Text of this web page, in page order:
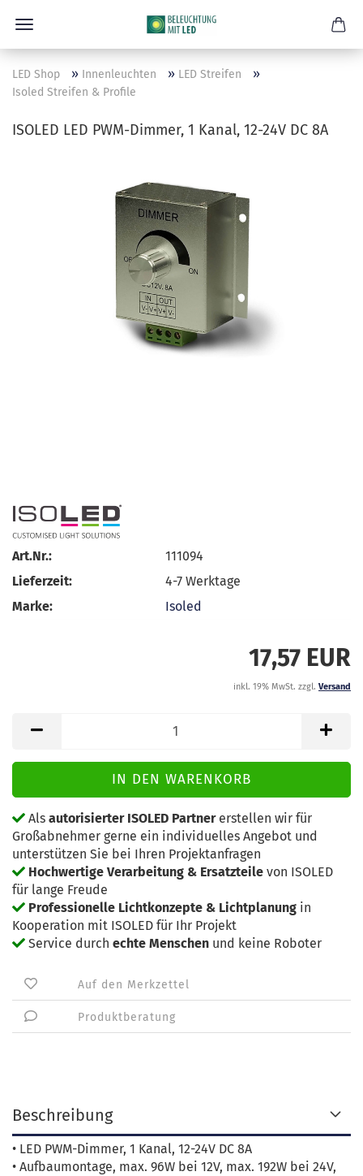
LED Shop » Innenleuchten » LED Streifen »
Isoled Streifen & Profile
ISOLED LED PWM-Dimmer, 1 Kanal, 12-24V DC 8A
Art.Nr.:
111094
Lieferzeit:
4-7 Werktage
Marke:
Isoled
17,57 EUR
inkl. 19% MwSt. zzgl. Versand
Als autorisierter ISOLED Partnererstellen wir für
Großabnehmer gerne ein individuelles Angebot und
unterstützen Sie bei Ihren Projektanfragen
Hochwertige Verarbeitung & Ersatzteile von ISOLED
für lange Freude
Professionelle Lichtkonzepte & Lichtplanung in
Kooperation mit ISOLED für Ihr Projekt
Service durch echte Menschen und keine Roboter
Auf den Merkzettel
Produktberatung
Beschreibung
• LED PWM-Dimmer, 1 Kanal, 12-24V DC 8A
• Aufbaumontage, max. 96W bei 12V, max. 192W bei 24V,